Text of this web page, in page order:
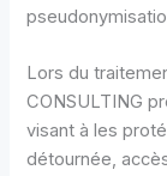
Lors du
CONSULTING
visant à les
détournée,